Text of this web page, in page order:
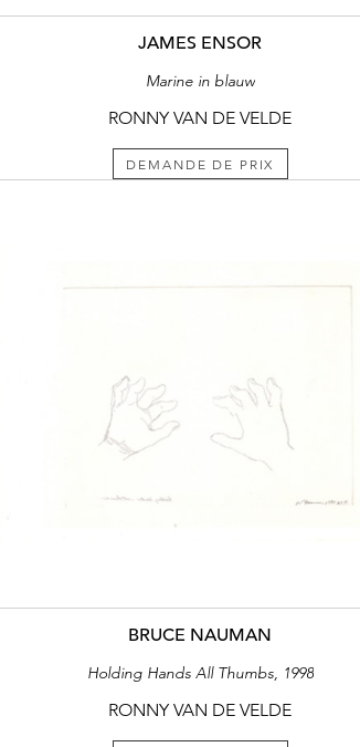
JAMES ENSOR
Marine in blauw
RONNY VAN DE VELDE
DEMANDE DE PRIX
BRUCE NAUMAN
Holding Hands All Thumbs, 1998
RONNY VAN DE VELDE